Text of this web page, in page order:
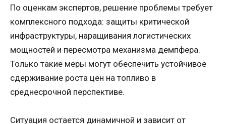
По оценкам экспертов, решение проблемы требует
комплексного подхода: защиты критической
инфраструктуры, наращивания логистических
мощностей и пересмотра механизма демпфера.
Только такие меры могут обеспечить устойчивое
сдерживание роста цен на топливо в
среднесрочной перспективе.
Ситуация остается динамичной и зависит от